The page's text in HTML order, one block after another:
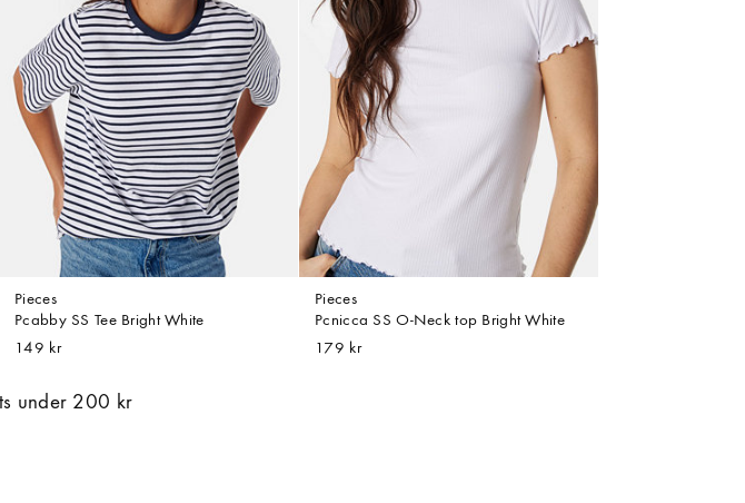
Pieces
Pcabby SS Tee Bright White
149 kr
Pieces
Pcnicca SS O-Neck top Bright White
179 kr
under 200 kr